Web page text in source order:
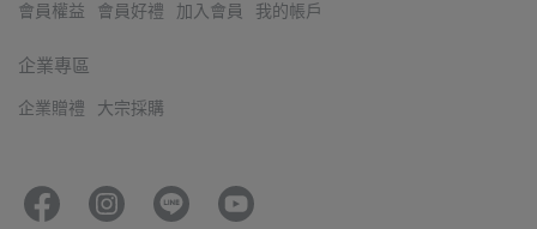
會員權益 會員好禮 加入會員 我的帳戶
企業專區
企業贈禮 大宗採購